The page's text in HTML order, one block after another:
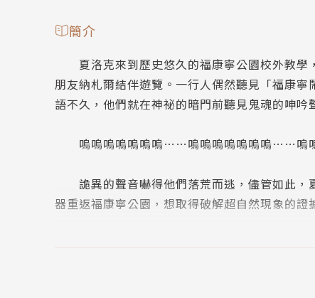
簡介
夏洛克來到歷史悠久的福康寧公園校外教學
朋友納札爾結伴遊覽。一行人偶然聽見「福康
語不久，他們就在神祕的暗門前聽見鬼魂的呻吟
嗚嗚嗚嗚嗚嗚嗚……嗚嗚嗚嗚嗚嗚嗚……嗚
詭異的聲音嚇得他們落荒而逃，儘管如此，
器重返福康寧公園，想取得破解超自然現象的證
氣溫、只存在於錄音中的說話聲，以及激升的電